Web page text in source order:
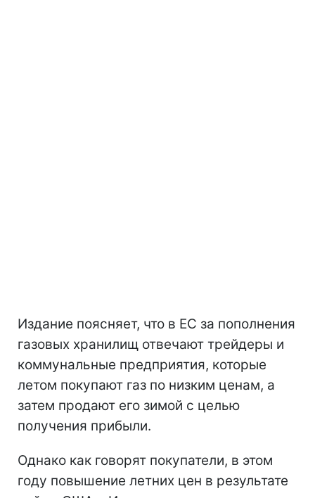
Издание поясняет, что в ЕС за пополнения
газовых хранилищ отвечают трейдеры и
коммунальные предприятия, которые
летом покупают газ по низким ценам, а
затем продают его зимой с целью
получения прибыли.
Однако как говорят покупатели, в этом
году повышение летних цен в результате